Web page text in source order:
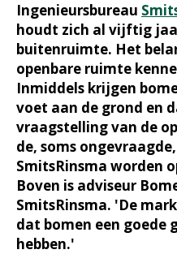
Ingenieursbureau
houdt zich al vijftig
buitenruimte. Het
openbare ruimte
Inmiddels krijgen
voet aan de grond en
vraagstelling van de
de, soms
SmitsRinsma worden
Boven is adviseur
SmitsRinsma. 'De
dat bomen een goede
hebben.'